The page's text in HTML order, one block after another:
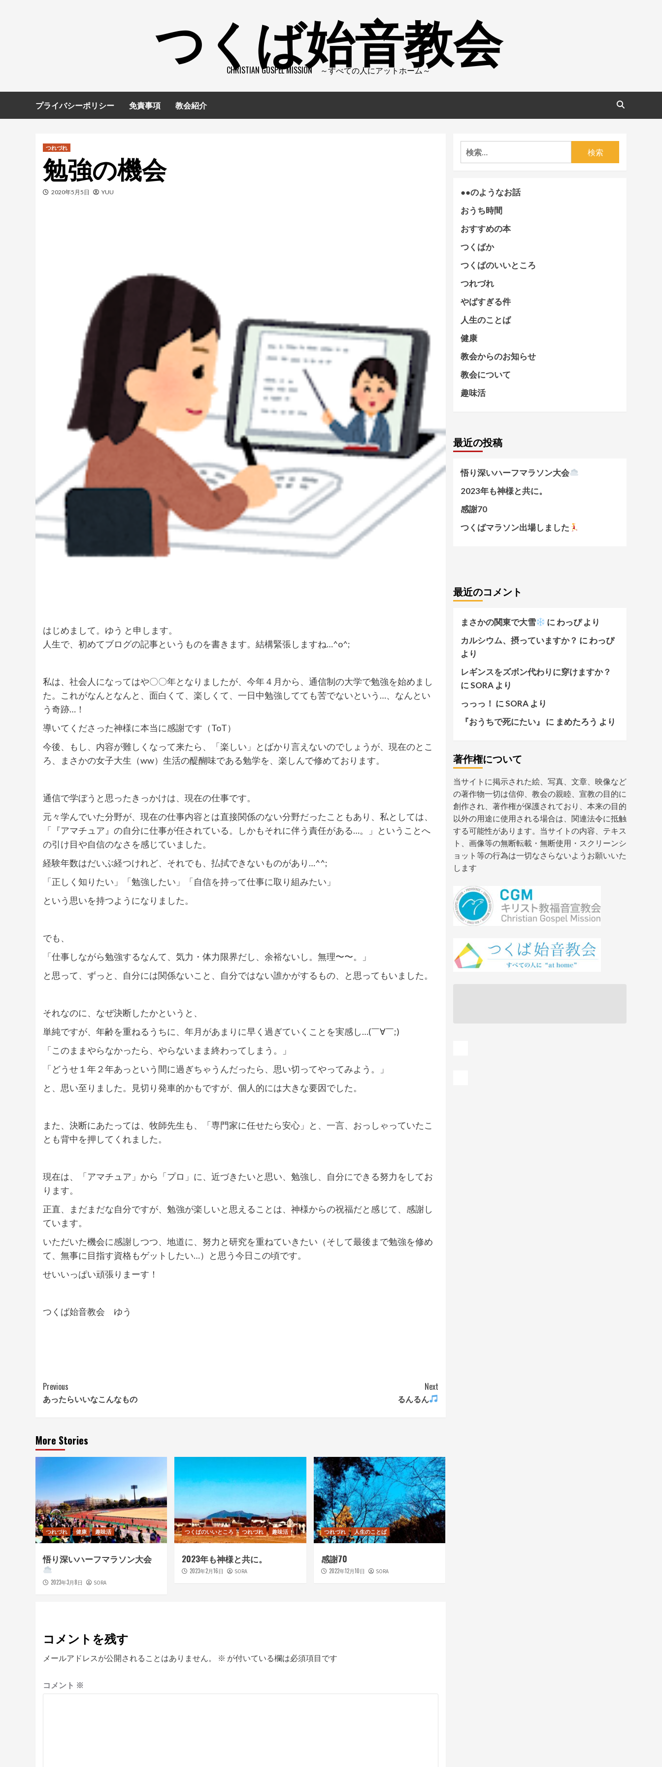
キ
プ
つくば始音教会
CHRISTIAN GOSPEL MISSION ～すべての人にアットホーム～
プライバシーポリシー 免責事項 教会紹介
つれづれ
勉強の機会
2020年5月5日 YUU
はじめまして。ゆう と申します。
人生で、初めてブログの記事というものを書きます。結構緊張しますね…^o^;
私は、社会人になってはや〇〇年となりましたが、今年４月から、通信制の大学で勉強を始めまし
た。これがなんとなんと、面白くて、楽しくて、一日中勉強してても苦でないという…、なんとい
う奇跡…！
導いてくださった神様に本当に感謝です（ToT）
今後、もし、内容が難しくなって来たら、「楽しい」とばかり言えないのでしょうが、現在のとこ
ろ、まさかの女子大生（ww）生活の醍醐味である勉学を、楽しんで修めております。
通信で学ぼうと思ったきっかけは、現在の仕事です。
元々学んでいた分野が、現在の仕事内容とは直接関係のない分野だったこともあり、私としては、
「『アマチュア』の自分に仕事が任されている。しかもそれに伴う責任がある…。」ということへ
の引け目や自信のなさを感じていました。
経験年数はだいぶ経つけれど、それでも、払拭できないものがあり…^^;
「正しく知りたい」「勉強したい」「自信を持って仕事に取り組みたい」
という思いを持つようになりました。
でも、
「仕事しながら勉強するなんて、気力・体力限界だし、余裕ないし。無理〜〜。」
と思って、ずっと、自分には関係ないこと、自分ではない誰かがするもの、と思ってもいました。
それなのに、なぜ決断したかというと、
単純ですが、年齢を重ねるうちに、年月があまりに早く過ぎていくことを実感し…(￣∀￣;)
「このままやらなかったら、やらないまま終わってしまう。」
「どうせ１年２年あっという間に過ぎちゃうんだったら、思い切ってやってみよう。」
と、思い至りました。見切り発車的かもですが、個人的には大きな要因でした。
また、決断にあたっては、牧師先生も、「専門家に任せたら安心」と、一言、おっしゃっていたこ
とも背中を押してくれました。
現在は、「アマチュア」から「プロ」に、近づきたいと思い、勉強し、自分にできる努力をしてお
ります。
正直、まだまだな自分ですが、勉強が楽しいと思えることは、神様からの祝福だと感じて、感謝し
ています。
いただいた機会に感謝しつつ、地道に、努力と研究を重ねていきたい（そして最後まで勉強を修め
て、無事に目指す資格もゲットしたい…）と思う今日この頃です。
せいいっぱい頑張りまーす！
つくば始音教会 ゆう
Continue
Reading
Previous
あったらいいなこんなもの
Next
るんるん
More Stories
つれづれ 健康 趣味活
悟り深いハーフマラソン大会
2023年3月8日 SORA
つくばのいいところ つれづれ 趣味活
2023年も神様と共に。
2023年2月16日 SORA
つれづれ 人生のことば
感謝70
2022年12月10日 SORA
コメントを残す
メールアドレスが公開されることはありません。 ※ が付いている欄は必須項目です
コメント ※
検
索:
●●のようなお話
おうち時間
おすすめの本
つくばか
つくばのいいところ
つれづれ
やばすぎる件
人生のことば
健康
教会からのお知らせ
教会について
趣味活
最近の投稿
悟り深いハーフマラソン大会
2023年も神様と共に。
感謝70
つくばマラソン出場しました
最近のコメント
まさかの関東で大雪 に わっぴより
カルシウム、摂っていますか？ に わっぴ
より
レギンスをズボン代わりに穿けますか？
にSORAより
っっっ！ にSORAより
『おうちで死にたい』
に まめたろう より
著作権について
当サイトに掲示された絵、写真、文章、映像など
の著作物一切は信仰、教会の親睦、宣教の目的に
創作され、著作権が保護されており、本来の目的
以外の用途に使用される場合は、関連法令に抵触
する可能性があります。当サイトの内容、テキス
ト、画像等の無断転載・無断使用・スクリーンシ
ョット等の行為は一切なさらないようお願いいた
します